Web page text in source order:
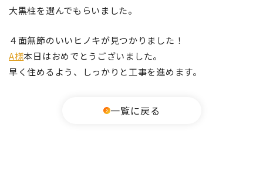
大黒柱を選んでもらいました。
４面無節のいいヒノキが見つかりました！
A様本日はおめでとうございました。
早く住めるよう、しっかりと工事を進めます。
一覧に戻る